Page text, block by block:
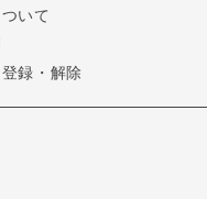
いて
録・解除